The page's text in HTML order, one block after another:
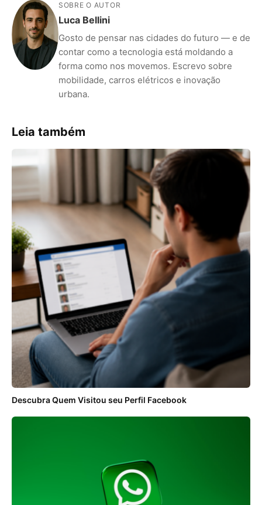
SOBRE O AUTOR
Luca Bellini
Gosto de pensar nas cidades do futuro — e de
contar como a tecnologia está moldando a
forma como nos movemos. Escrevo sobre
mobilidade, carros elétricos e inovação
urbana.
Leia também
Descubra Quem Visitou seu Perfil Facebook